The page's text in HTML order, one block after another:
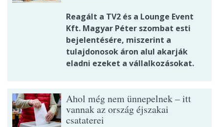
Reagált a TV2 és a Lounge Event
Kft. Magyar Péter szombat esti
bejelentésére, miszerint a
tulajdonosok áron alul akarják
eladni ezeket a vállalkozásokat.
Ahol még nem ünnepelnek – itt
vannak az ország éjszakai
csataterei